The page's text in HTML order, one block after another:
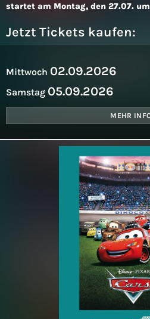
startet am Montag, den 27.07.
Jetzt Tickets kaufen:
Mittwoch 02.09.2026
Samstag 05.09.2026
MEHR